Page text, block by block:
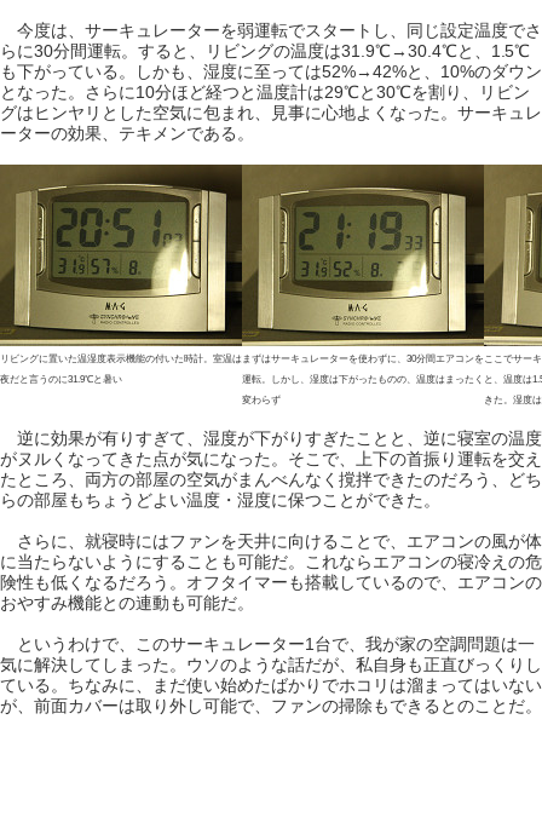
今度は、サーキュレーターを弱運転でスタートし、同じ設定温度でさ
らに30分間運転。すると、リビングの温度は31.9℃→30.4℃と、1.5℃
も下がっている。しかも、湿度に至っては52%→42%と、10%のダウン
となった。さらに10分ほど経つと温度計は29℃と30℃を割り、リビン
グはヒンヤリとした空気に包まれ、見事に心地よくなった。サーキュレ
ーターの効果、テキメンである。
リビングに置いた温湿度表示機能の付いた時計。室温は
夜だと言うのに31.9℃と暑い
まずはサーキュレーターを使わずに、30分間エアコンを
運転。しかし、湿度は下がったものの、温度はまったく
変わらず
ここでサー
と、温度は
きた。湿度
逆に効果が有りすぎて、湿度が下がりすぎたことと、逆に寝室の温度
がヌルくなってきた点が気になった。そこで、上下の首振り運転を交え
たところ、両方の部屋の空気がまんべんなく撹拌できたのだろう、どち
らの部屋もちょうどよい温度・湿度に保つことができた。
さらに、就寝時にはファンを天井に向けることで、エアコンの風が体
に当たらないようにすることも可能だ。これならエアコンの寝冷えの危
険性も低くなるだろう。オフタイマーも搭載しているので、エアコンの
おやすみ機能との連動も可能だ。
というわけで、このサーキュレーター1台で、我が家の空調問題は一
気に解決してしまった。ウソのような話だが、私自身も正直びっくりし
ている。ちなみに、まだ使い始めたばかりでホコリは溜まってはいない
が、前面カバーは取り外し可能で、ファンの掃除もできるとのことだ。